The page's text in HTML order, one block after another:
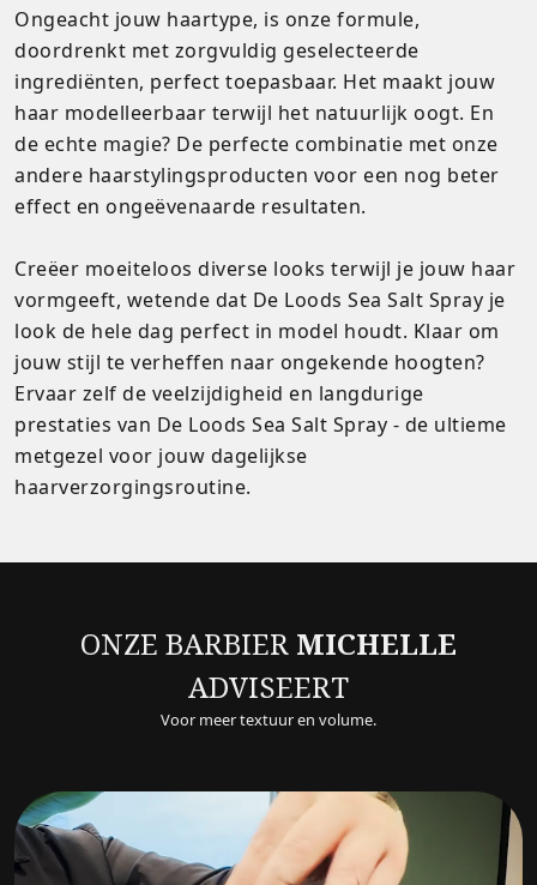
Ongeacht jouw haartype, is onze formule,
doordrenkt met zorgvuldig geselecteerde
ingrediënten, perfect toepasbaar. Het maakt jouw
haar modelleerbaar terwijl het natuurlijk oogt. En
de echte magie? De perfecte combinatie met onze
andere haarstylingsproducten voor een nog beter
effect en ongeëvenaarde resultaten.
Creëer moeiteloos diverse looks terwijl je jouw haar
vormgeeft, wetende dat De Loods Sea Salt Spray je
look de hele dag perfect in model houdt. Klaar om
jouw stijl te verheffen naar ongekende hoogten?
Ervaar zelf de veelzijdigheid en langdurige
prestaties van De Loods Sea Salt Spray - de ultieme
metgezel voor jouw dagelijkse
haarverzorgingsroutine.
ONZE BARBIER MICHELLE
ADVISEERT
Voor meer textuur en volume.